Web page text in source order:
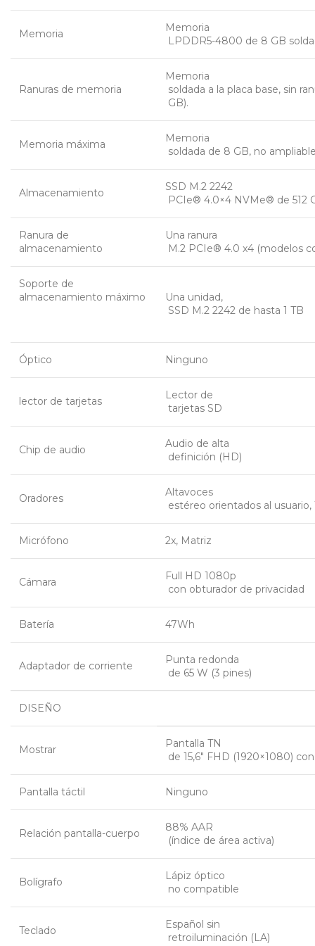
Memoria
Memoria
LPDDR5-4800 de 8 GB
Ranuras de memoria
Memoria
soldada a la placa base, sin
GB).
Memoria máxima
Memoria
soldada de 8 GB, no
Almacenamiento
SSD M.2 2242
PCIe® 4.0×4 NVMe® de 512
Ranura de
almacenamiento
Una ranura
M.2 PCIe® 4.0 x4 (modelos
Soporte de
almacenamiento máximo
Una unidad,
SSD M.2 2242 de hasta 1 TB
Óptico Ninguno
lector de tarjetas
Lector de
tarjetas SD
Chip de audio
Audio de alta
definición (HD)
Oradores
Altavoces
estéreo orientados al
Micrófono 2x, Matriz
Cámara
Full HD 1080p
con obturador de privacidad
Batería 47Wh
Adaptador de corriente
Punta redonda
de 65 W (3 pines)
DISEÑO
Mostrar
Pantalla TN
de 15,6″ FHD (1920×1080)
Pantalla táctil Ninguno
Relación pantalla-cuerpo
88% AAR
(índice de área activa)
Bolígrafo
Lápiz óptico
no compatible
Teclado
Español sin
retroiluminación (LA)